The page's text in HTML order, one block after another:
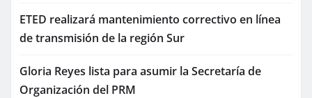
ETED realizará mantenimiento correctivo en línea
de transmisión de la región Sur
Gloria Reyes lista para asumir la Secretaría de
Organización del PRM